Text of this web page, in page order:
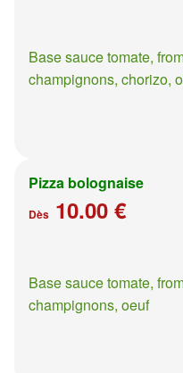
Base sauce tomate,
champignons, chorizo,
Pizza bolognaise
Dès 10.00 €
Base sauce tomate,
champignons, oeuf